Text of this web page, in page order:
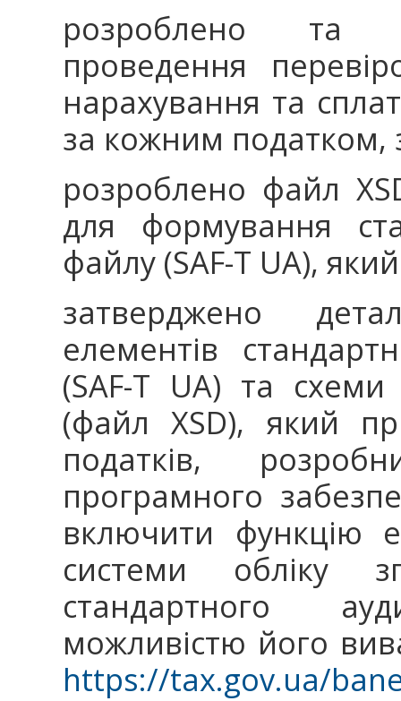
розроблено та
проведення
нарахування та
за кожним податком,
розроблено файл
для формування
файлу (SAF-T UA),
затверджено
елементів
(SAF-T UA) та схеми
(файл XSD), який
податків,
програмного
включити функцію
системи обліку
стандартного
можливістю його
https://tax.gov.ua/